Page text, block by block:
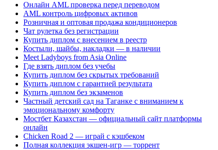
Онлайн AML проверка перед переводом
AML контроль цифровых активов
Розничная и оптовая продажа кондиционеров
Чат рулетка без регистрации
Купить диплом с внесением в реестр
Костыли, шайбы, накладки — в наличии
Meet Ladyboys from Asia Online
Где взять диплом без учебы
Купить диплом без скрытых требований
Купить диплом с гарантией результата
Купить диплом без экзаменов
Частный детский сад на Таганке с вниманием к
эмоциональному комфорту
Мостбет Казахстан — официальный сайт платформы
онлайн
Chicken Road 2 — играй с кэшбеком
Полная коллекция экшен-игр — торрент